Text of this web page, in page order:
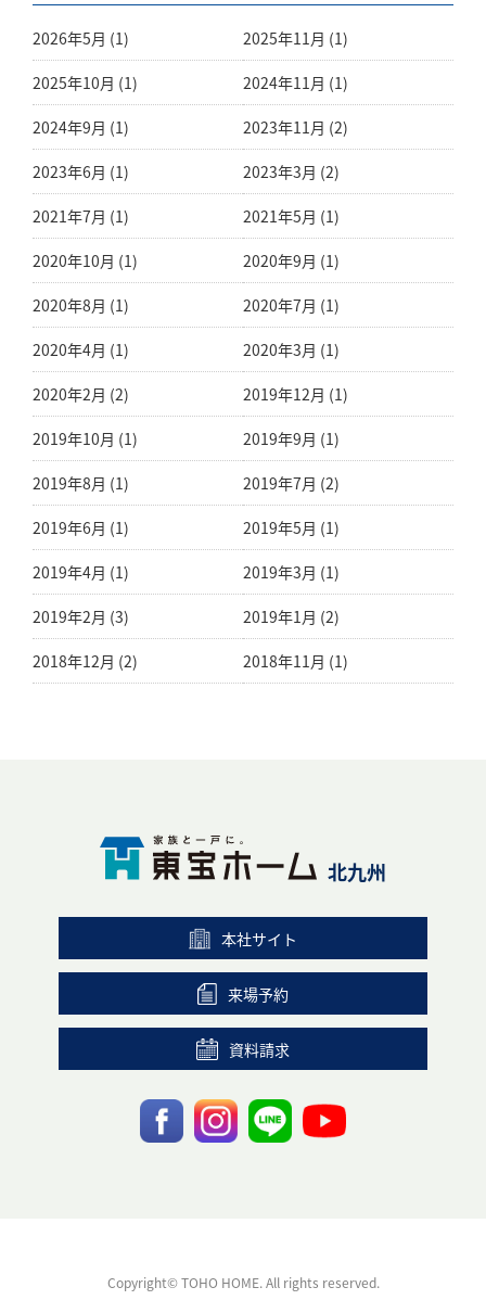
2026年5月 (1) 2025年11月 (1)
2025年10月 (1) 2024年11月 (1)
2024年9月 (1) 2023年11月 (2)
2023年6月 (1) 2023年3月 (2)
2021年7月 (1) 2021年5月 (1)
2020年10月 (1) 2020年9月 (1)
2020年8月 (1) 2020年7月 (1)
2020年4月 (1) 2020年3月 (1)
2020年2月 (2) 2019年12月 (1)
2019年10月 (1) 2019年9月 (1)
2019年8月 (1) 2019年7月 (2)
2019年6月 (1) 2019年5月 (1)
2019年4月 (1) 2019年3月 (1)
2019年2月 (3) 2019年1月 (2)
2018年12月 (2) 2018年11月 (1)
北九州
本社サイト
来場予約
資料請求
Copyright© TOHO HOME. All rights reserved.